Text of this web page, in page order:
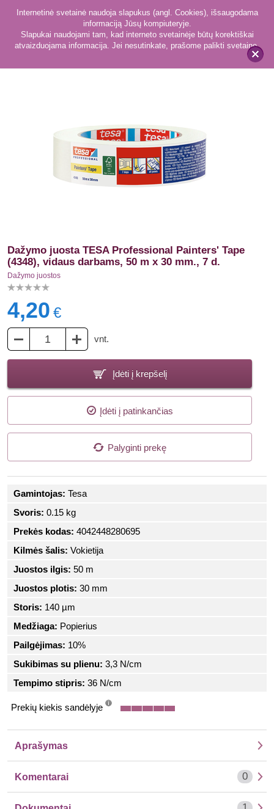
x
Internetinė svetainė naudoja slapukus (angl. Cookies), išsaugodama
informaciją Jūsų kompiuteryje.
Slapukai naudojami tam, kad interneto svetainėje būtų korektiškai
atvaizduojama informacija. Jei nesutinkate, prašome palikti svetainę.
Dažymo juostos 30
Dažymo juosta TESA Professional Painters' Tape
(4348), vidaus darbams, 50 m x 30 mm., 7 d.
Dažymo juostos
4,20 €
vnt.
Įdėti į krepšelį
Įdėti į patinkančias
Palyginti prekę
Gamintojas: Tesa
Svoris: 0.15 kg
Prekės kodas: 4042448280695
Kilmės šalis: Vokietija
Juostos ilgis: 50 m
Juostos plotis: 30 mm
Storis: 140 µm
Medžiaga: Popierius
Pailgėjimas: 10%
Sukibimas su plienu: 3,3 N/cm
Tempimo stipris: 36 N/cm
Prekių kiekis sandėlyje
Aprašymas
Komentarai 0